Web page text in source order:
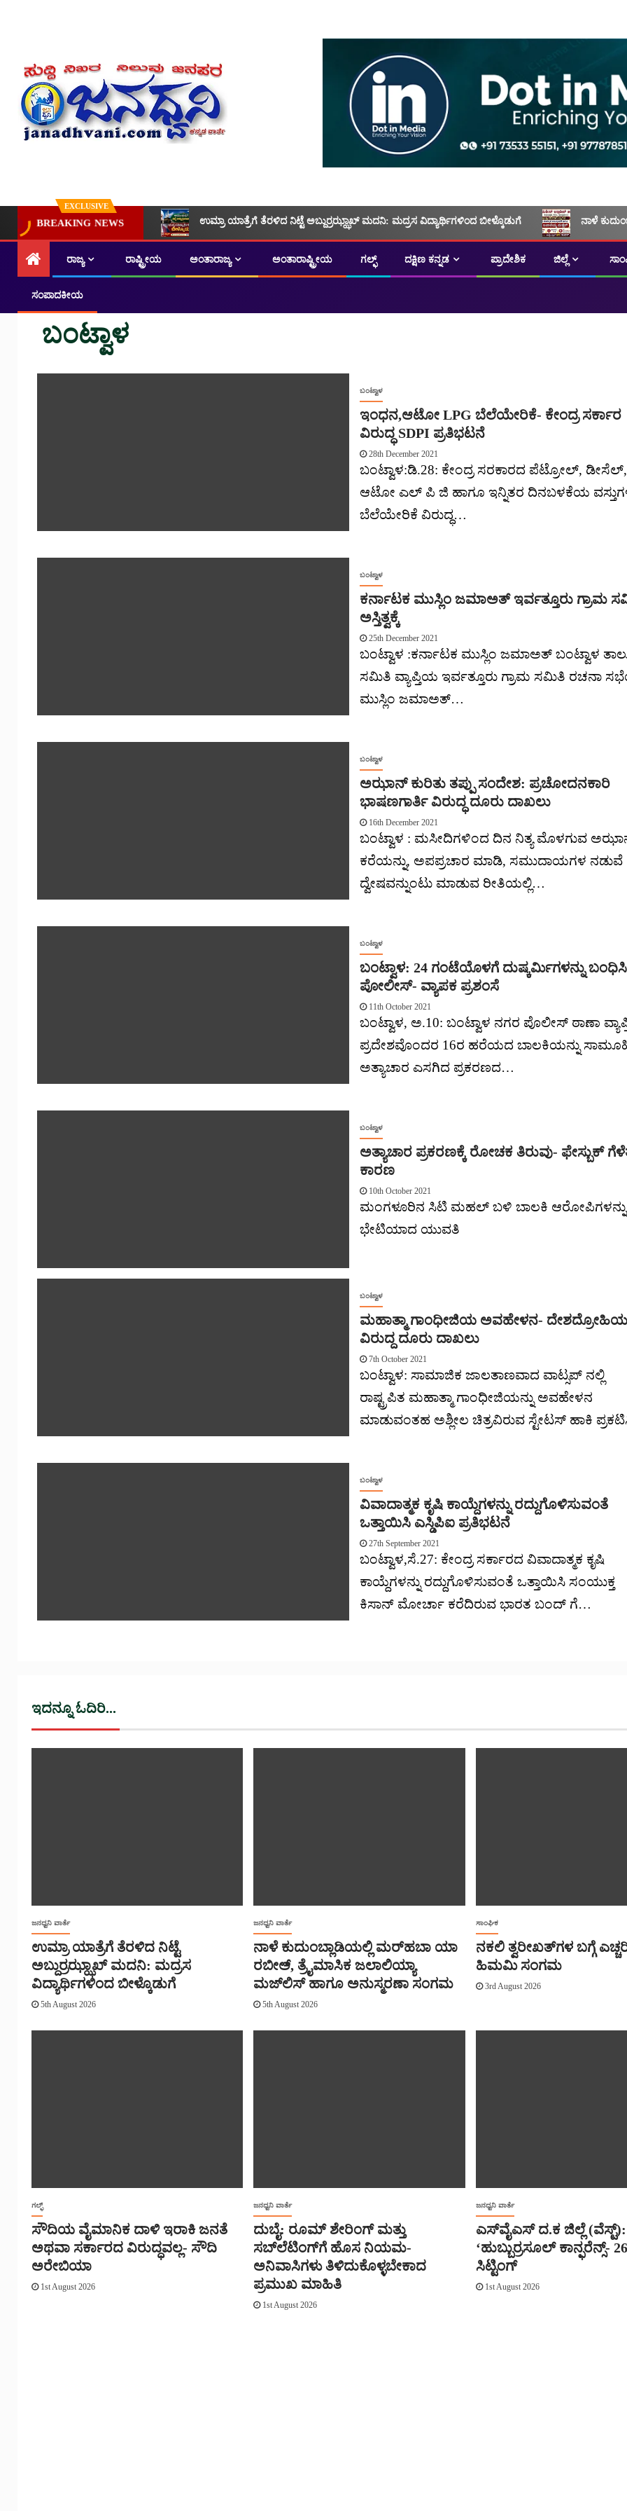
EXCLUSIVE
BREAKING NEWS ಉಮ್ರಾ ಯಾತ್ರೆಗೆ ತೆರಳಿದ ನಿಟ್ಟೆ ಅಬ್ದುರ್ರಝ್ಝಾಖ್ ಮದನಿ: ಮದ್ರಸ ವಿದ್ಯಾರ್ಥಿಗಳಿಂದ ಬೀಳ್ಕೊಡುಗೆ ನಾಳೆ
ರಾಜ್ಯ ರಾಷ್ಟ್ರೀಯ ಅಂತಾರಾಜ್ಯ ಅಂತಾರಾಷ್ಟ್ರೀಯ ಗಲ್ಫ್ ದಕ್ಷಿಣ ಕನ್ನಡ ಪ್ರಾದೇಶಿಕ ಜಿಲ್ಲೆ
ಸಂಪಾದಕೀಯ
ಬಂಟ್ವಾಳ
ಬಂಟ್ವಾಳ
ಇಂಧನ,ಆಟೋ LPG ಬೆಲೆಯೇರಿಕೆ- ಕೇಂದ್ರ ಸರ್ಕಾರ
ವಿರುದ್ಧ SDPI ಪ್ರತಿಭಟನೆ
28th December 2021
ಬಂಟ್ವಾಳ:ಡಿ.28: ಕೇಂದ್ರ ಸರಕಾರದ ಪೆಟ್ರೋಲ್, ಡೀಸೆಲ್,
ಆಟೋ ಎಲ್ ಪಿ ಜಿ ಹಾಗೂ ಇನ್ನಿತರ ದಿನಬಳಕೆಯ
ಬೆಲೆಯೇರಿಕೆ ವಿರುದ್ಧ…
ಬಂಟ್ವಾಳ
ಕರ್ನಾಟಕ ಮುಸ್ಲಿಂ ಜಮಾಅತ್ ಇರ್ವತ್ತೂರು ಗ್ರಾಮ
ಅಸ್ತಿತ್ವಕ್ಕೆ
25th December 2021
ಬಂಟ್ವಾಳ :ಕರ್ನಾಟಕ ಮುಸ್ಲಿಂ ಜಮಾಅತ್ ಬಂಟ್ವಾಳ
ಸಮಿತಿ ವ್ಯಾಪ್ತಿಯ ಇರ್ವತ್ತೂರು ಗ್ರಾಮ ಸಮಿತಿ ರಚನಾ
ಮುಸ್ಲಿಂ ಜಮಾಅತ್…
ಬಂಟ್ವಾಳ
ಅಝಾನ್ ಕುರಿತು ತಪ್ಪು ಸಂದೇಶ: ಪ್ರಚೋದನಕಾರಿ
ಭಾಷಣಗಾರ್ತಿ ವಿರುದ್ಧ ದೂರು ದಾಖಲು
16th December 2021
ಬಂಟ್ವಾಳ : ಮಸೀದಿಗಳಿಂದ ದಿನ ನಿತ್ಯ ಮೊಳಗುವ
ಕರೆಯನ್ನು, ಅಪಪ್ರಚಾರ ಮಾಡಿ, ಸಮುದಾಯಗಳ ನಡುವೆ
ದ್ವೇಷವನ್ನುಂಟು ಮಾಡುವ ರೀತಿಯಲ್ಲಿ…
ಬಂಟ್ವಾಳ
ಬಂಟ್ವಾಳ: 24 ಗಂಟೆಯೊಳಗೆ ದುಷ್ಕರ್ಮಿಗಳನ್ನು
ಪೋಲೀಸ್- ವ್ಯಾಪಕ ಪ್ರಶಂಸೆ
11th October 2021
ಬಂಟ್ವಾಳ, ಅ.10: ಬಂಟ್ವಾಳ ನಗರ ಪೊಲೀಸ್ ಠಾಣಾ
ಪ್ರದೇಶವೊಂದರ 16ರ ಹರೆಯದ ಬಾಲಕಿಯನ್ನು
ಅತ್ಯಾಚಾರ ಎಸಗಿದ ಪ್ರಕರಣದ…
ಬಂಟ್ವಾಳ
ಅತ್ಯಾಚಾರ ಪ್ರಕರಣಕ್ಕೆ ರೋಚಕ ತಿರುವು- ಫೇಸ್ಬುಕ್
ಕಾರಣ
10th October 2021
ಮಂಗಳೂರಿನ‌ ಸಿಟಿ ಮಹಲ್ ಬಳಿ ಬಾಲಕಿ ಆರೋಪಿಗಳನ್ನು
ಭೇಟಿಯಾದ ಯುವತಿ
ಬಂಟ್ವಾಳ
ಮಹಾತ್ಮಾ ಗಾಂಧೀಜಿಯ ಅವಹೇಳನ- ದೇಶದ್ರೋಹಿಯ
ವಿರುದ್ದ ದೂರು ದಾಖಲು
7th October 2021
ಬಂಟ್ವಾಳ: ಸಾಮಾಜಿಕ ಜಾಲತಾಣವಾದ ವಾಟ್ಸಪ್ ನಲ್ಲಿ
ರಾಷ್ಟ್ರಪಿತ ಮಹಾತ್ಮಾ ಗಾಂಧೀಜಿಯನ್ನು ಅವಹೇಳನ
ಮಾಡುವಂತಹ ಅಶ್ಲೀಲ ಚಿತ್ರವಿರುವ ಸ್ಟೇಟಸ್ ಹಾಕಿ
ಬಂಟ್ವಾಳ
ವಿವಾದಾತ್ಮಕ ಕೃಷಿ ಕಾಯ್ದೆಗಳನ್ನು ರದ್ದುಗೊಳಿಸುವಂತೆ
ಒತ್ತಾಯಿಸಿ ಎಸ್ಡಿಪಿಐ ಪ್ರತಿಭಟನೆ
27th September 2021
ಬಂಟ್ವಾಳ,ಸೆ.27: ಕೇಂದ್ರ ಸರ್ಕಾರದ ವಿವಾದಾತ್ಮಕ ಕೃಷಿ
ಕಾಯ್ದೆಗಳನ್ನು ರದ್ದುಗೊಳಿಸುವಂತೆ ಒತ್ತಾಯಿಸಿ ಸಂಯುಕ್ತ
ಕಿಸಾನ್ ಮೋರ್ಚಾ ಕರೆದಿರುವ ಭಾರತ ಬಂದ್ ಗೆ…
ಇದನ್ನೂ ಓದಿರಿ...
ಜನಧ್ವನಿ ವಾರ್ತೆ
ಉಮ್ರಾ ಯಾತ್ರೆಗೆ ತೆರಳಿದ ನಿಟ್ಟೆ
ಅಬ್ದುರ್ರಝ್ಝಾಖ್ ಮದನಿ: ಮದ್ರಸ
ವಿದ್ಯಾರ್ಥಿಗಳಿಂದ ಬೀಳ್ಕೊಡುಗೆ
5th August 2026
ಜನಧ್ವನಿ ವಾರ್ತೆ
ನಾಳೆ ಕುದುಂಬ್ಲಾಡಿಯಲ್ಲಿ ಮರ್‌‌ಹಬಾ ಯಾ
ರಬೀಅ್, ತ್ರೈಮಾಸಿಕ ಜಲಾಲಿಯ್ಯಾ
ಮಜ್‌‌ಲಿಸ್‌‌ ಹಾಗೂ ಅನುಸ್ಮರಣಾ ಸಂಗಮ
5th August 2026
ಸಾಂಘಿಕ
ನಕಲಿ ತ್ವರೀಖತ್‌ಗಳ ಬಗ್ಗೆ
ಹಿಮಮಿ ಸಂಗಮ
3rd August 2026
ಗಲ್ಫ್
ಸೌದಿಯ ವೈಮಾನಿಕ ದಾಳಿ ಇರಾಕಿ ಜನತೆ
ಅಥವಾ ಸರ್ಕಾರದ ವಿರುದ್ಧವಲ್ಲ- ಸೌದಿ
ಅರೇಬಿಯಾ
1st August 2026
ಜನಧ್ವನಿ ವಾರ್ತೆ
ದುಬೈ: ರೂಮ್ ಶೇರಿಂಗ್ ಮತ್ತು
ಸಬ್‌ಲೆಟಿಂಗ್‌ಗೆ ಹೊಸ ನಿಯಮ-
ಅನಿವಾಸಿಗಳು ತಿಳಿದುಕೊಳ್ಳಬೇಕಾದ
ಪ್ರಮುಖ ಮಾಹಿತಿ
1st August 2026
ಜನಧ್ವನಿ ವಾರ್ತೆ
ಎಸ್‌ವೈಎಸ್ ದ.ಕ ಜಿಲ್ಲೆ (ವೆಸ್ಟ್):
‘ಹುಬ್ಬುರ್ರಸೂಲ್ ಕಾನ್ಫರೆನ್ಸ್-
ಸಿಟ್ಟಿಂಗ್
1st August 2026